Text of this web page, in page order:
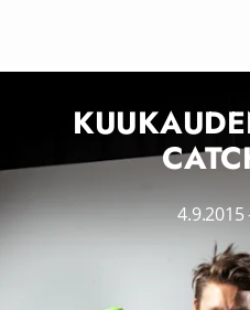
4.9.2015